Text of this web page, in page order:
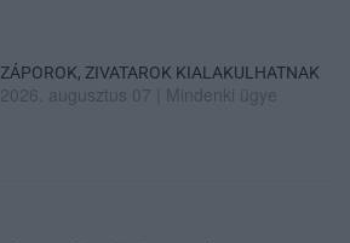
ZÁPOROK, ZIVATAROK KIALAKULHATNAK
2026. augusztus 07 Mindenki ügye